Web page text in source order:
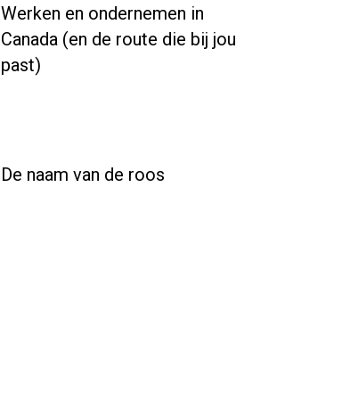
Werken en ondernemen in
Canada (en de route die bij jou
past)
De naam van de roos